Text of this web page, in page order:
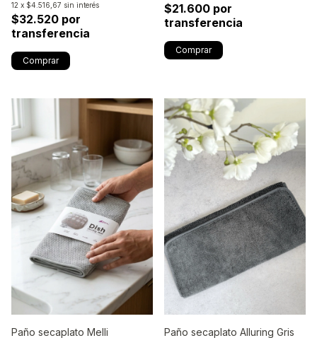
12 x $4.516,67 sin interés
$32.520 por
transferencia
$21.600 por
transferencia
Paño secaplato Melli
Paño secaplato Alluring Gris